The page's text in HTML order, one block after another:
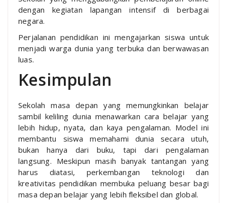
dengan kegiatan lapangan intensif di berbagai
negara.
Perjalanan pendidikan ini mengajarkan siswa untuk
menjadi warga dunia yang terbuka dan berwawasan
luas.
Kesimpulan
Sekolah masa depan yang memungkinkan belajar
sambil keliling dunia menawarkan cara belajar yang
lebih hidup, nyata, dan kaya pengalaman. Model ini
membantu siswa memahami dunia secara utuh,
bukan hanya dari buku, tapi dari pengalaman
langsung. Meskipun masih banyak tantangan yang
harus diatasi, perkembangan teknologi dan
kreativitas pendidikan membuka peluang besar bagi
masa depan belajar yang lebih fleksibel dan global.